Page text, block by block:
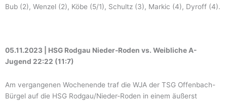
Bub (2), Wenzel (2), Köbe (5/1), Schultz (3), Markic (4), Dyroff (4).
05.11.2023 | HSG Rodgau Nieder-Roden vs. Weibliche A-
Jugend 22:22 (11:7)
Am vergangenen Wochenende traf die WJA der TSG Offenbach-
Bürgel auf die HSG Rodgau/Nieder-Roden in einem äußerst